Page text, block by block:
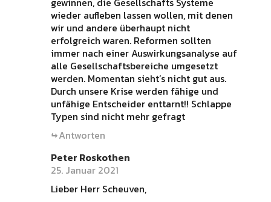
wieder aufleben lassen wollen, mit denen
wir und andere überhaupt nicht
erfolgreich waren. Reformen sollten
immer nach einer Auswirkungsanalyse auf
alle Gesellschaftsbereiche umgesetzt
werden. Momentan sieht’s nicht gut aus.
Durch unsere Krise werden fähige und
unfähige Entscheider enttarnt!! Schlappe
Typen sind nicht mehr gefragt
Antworten
Peter Roskothen
25. Januar 2021
Lieber Herr Scheuven,